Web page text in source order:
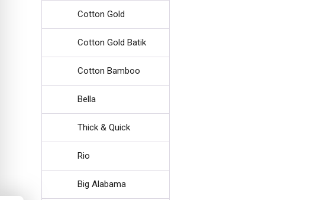
Cotton Gold
Cotton Gold Batik
Cotton Bamboo
Bella
Thick & Quick
Rio
Big Alabama